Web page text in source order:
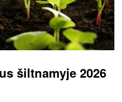
šiltnamyje 2026